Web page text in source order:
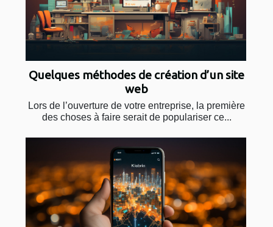
Quelques méthodes de création d’un site
web
Lors de l’ouverture de votre entreprise, la première
des choses à faire serait de populariser ce...